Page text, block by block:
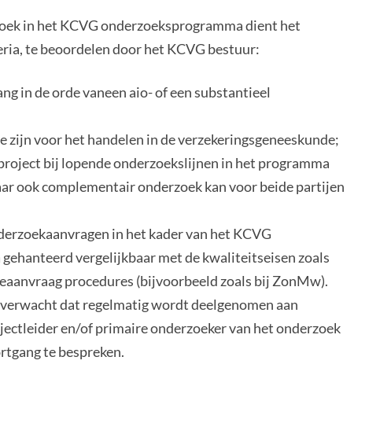
in het KCVG onderzoeksprogramma dient het
te beoordelen door het KCVG bestuur:
in de orde vaneen aio- of een substantieel
voor het handelen in de verzekeringsgeneeskunde;
bij lopende onderzoekslijnen in het programma
ook complementair onderzoek kan voor beide partijen
in het kader van het KCVG
vergelijkbaar met de kwaliteitseisen zoals
procedures (bijvoorbeeld zoals bij ZonMw).
dat regelmatig wordt deelgenomen aan
en/of primaire onderzoeker van het onderzoek
te bespreken.